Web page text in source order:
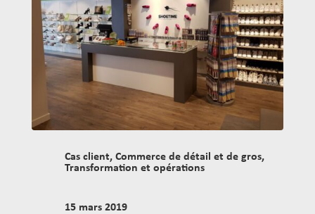
Cas client, Commerce de détail et de gros,
Transformation et opérations
15 mars 2019